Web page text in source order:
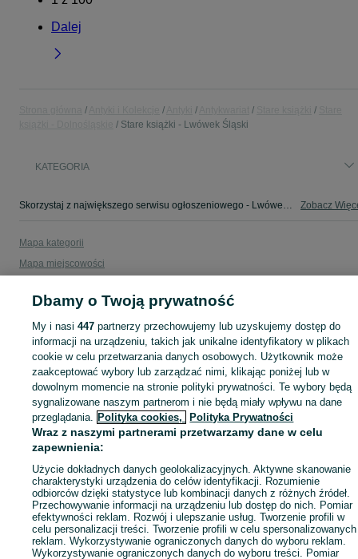
Dalej
Stare książki - Lwówek Śląski
KATEGORIA
Skorzystaj z największego serwisu ogłoszeniowego - Lwówek Śląski i okolice! - kupuj lub sprzedawaj jeszcze wygodniej w kategorii Stare książki! Zobacz
Mapa kategorii
Mapa miejscowości
Popularne wyszukiwania
Dbamy o Twoją prywatność
My i nasi447 partnerzy przechowujemy lub uzyskujemy dostęp do
informacji na urządzeniu, takich jak unikalne identyfikatory w plikach
cookie w celu przetwarzania danych osobowych. Użytkownik może
zaakceptować wybory lub zarządzać nimi, klikając poniżej lub w
dowolnym momencie na stronie polityki prywatności. Te wybory będą
sygnalizowane naszym partnerom i nie będą miały wpływu na dane
przeglądania. Polityka cookies, Polityka Prywatności
Wraz z naszymi partnerami przetwarzamy dane w celu
zapewnienia:
Użycie dokładnych danych geolokalizacyjnych. Aktywne skanowanie
charakterystyki urządzenia do celów identyfikacji. Rozumienie
odbiorców dzięki statystyce lub kombinacji danych z różnych źródeł.
Przechowywanie informacji na urządzeniu lub dostęp do nich. Pomiar
efektywności reklam. Rozwój i ulepszanie usług. Tworzenie profili w
celu personalizacji treści. Tworzenie profili w celu spersonalizowanych
reklam. Wykorzystywanie ograniczonych danych do wyboru reklam.
Wykorzystywanie ograniczonych danych do wyboru treści. Pomiar